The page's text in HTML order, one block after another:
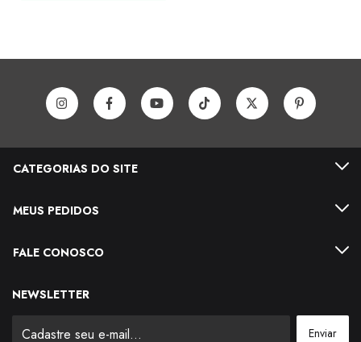
CATEGORIAS DO SITE
MEUS PEDIDOS
FALE CONOSCO
NEWSLETTER